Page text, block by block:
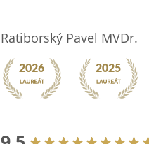
Ratiborský Pavel MVDr.